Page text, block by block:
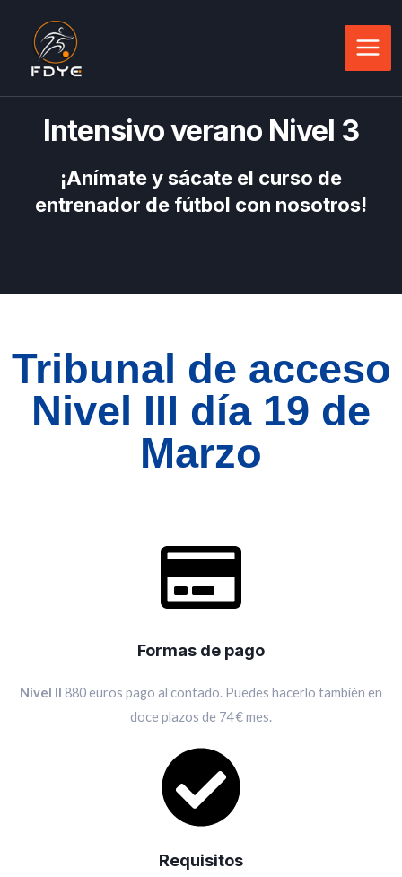
contenido
Intensivo verano Nivel 3
¡Anímate y sácate el curso de
entrenador de fútbol con nosotros!
Tribunal de acceso
Nivel III día 19 de
Marzo
Formas de pago
Nivel II 880 euros pago al contado. Puedes hacerlo también en
doce plazos de 74 € mes.
Requisitos